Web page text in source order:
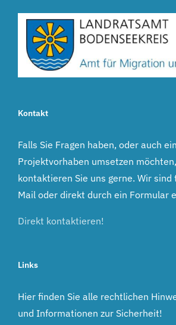
Kontakt
Falls Sie Fragen haben, oder auch ein
Projektvorhaben umsetzen
kontaktieren Sie uns gerne. Wir
Mail oder direkt durch ein Formular
Direkt kontaktieren!
Links
Hier finden Sie alle rechtlichen
und Informationen zur Sicherheit!